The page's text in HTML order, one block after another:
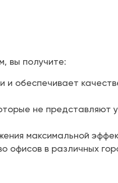
вы получите:
обеспечивает
не представляют
максимальной
офисов в различных